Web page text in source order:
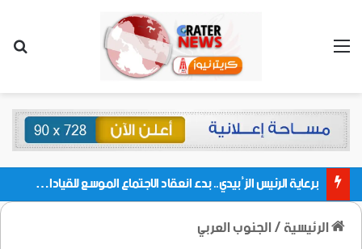
القائمة
برعاية الرئيس الزُبيدي.. بدء انعقاد الاجتماع الموسع للقيادات المحلية بالعاصمة ولمديريات وكتل مجلس العموم ومنسقيات الجامعة بالعاصمة عدن
الرئيسية/الجنوب العربي